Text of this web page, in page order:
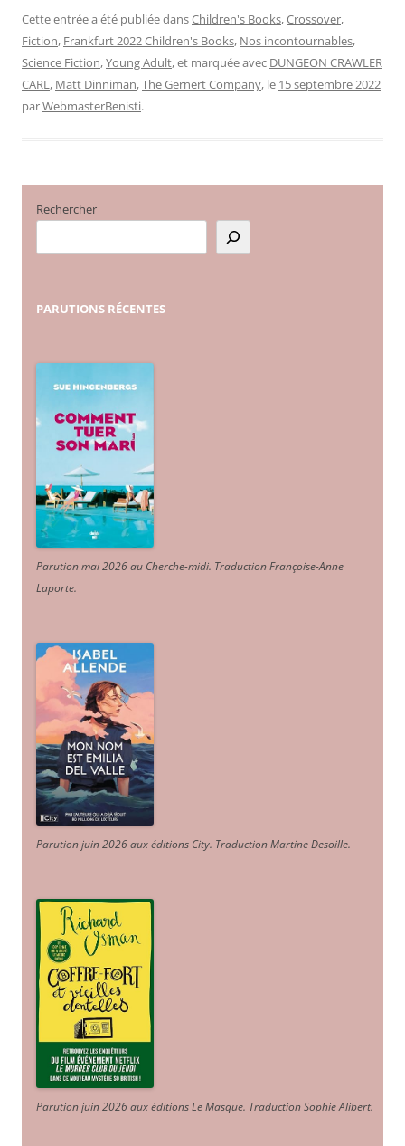
Cette entrée a été publiée dansChildren's Books,Crossover,
Fiction, Frankfurt 2022 Children's Books, Nos incontournables,
Science Fiction,Young Adult, et marquée avec DUNGEON CRAWLER
CARL, Matt Dinniman,The Gernert Company, le 15 septembre 2022
parWebmasterBenisti.
Rechercher
PARUTIONS RÉCENTES
Parution mai 2026 au Cherche-midi. Traduction Françoise-Anne
Laporte.
Parution juin 2026 aux éditions City. Traduction Martine Desoille.
Parution juin 2026 aux éditions Le Masque. Traduction Sophie Alibert.